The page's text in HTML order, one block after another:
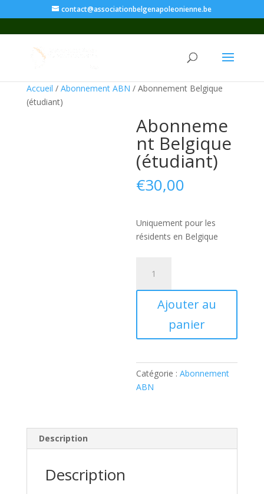
contact@associationbelgenapoleonienne.be
Accueil / Abonnement ABN / Abonnement Belgique
(étudiant)
Abonneme
nt Belgique
(étudiant)
€30,00
Uniquement pour les
résidents en Belgique
Abonnement
BelgiqueAjouter au
panier
Catégorie :Abonnement
ABN
Description
Description